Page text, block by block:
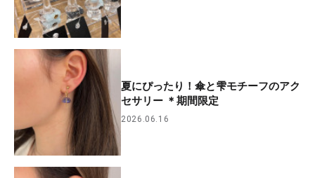
夏にぴったり！傘と雫モチーフのアク
セサリー ＊期間限定
2026.06.16